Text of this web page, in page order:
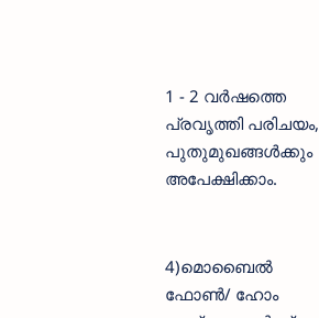
1 - 2 വർഷത്തെ
പ്രവൃത്തി പരിചയം,
പുതുമുഖങ്ങൾക്കും
അപേക്ഷിക്കാം.
4)മൊബൈൽ
ഫോൺ/ ഹോം